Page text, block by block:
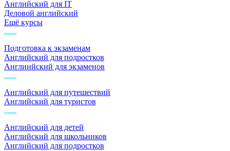
Английский для IT
Деловой английский
Ещё курсы
Подготовка к экзаменам
Английский для подростков
Англиийский для экзаменов
Английский для путешествий
Английский для туристов
Английский для детей
Английский для школьников
Английский для подростков